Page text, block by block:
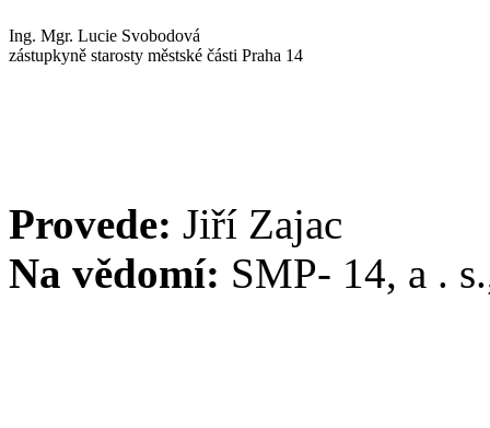
Ing. Mgr. Lucie Svobodová
zástupkyně starosty městské části Praha 14
Provede: Jiří Zajac
Na vědomí: SMP- 14, a .